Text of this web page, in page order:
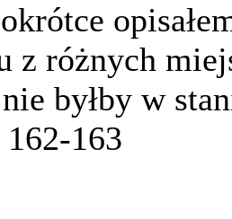
z różnych
byłby w
163